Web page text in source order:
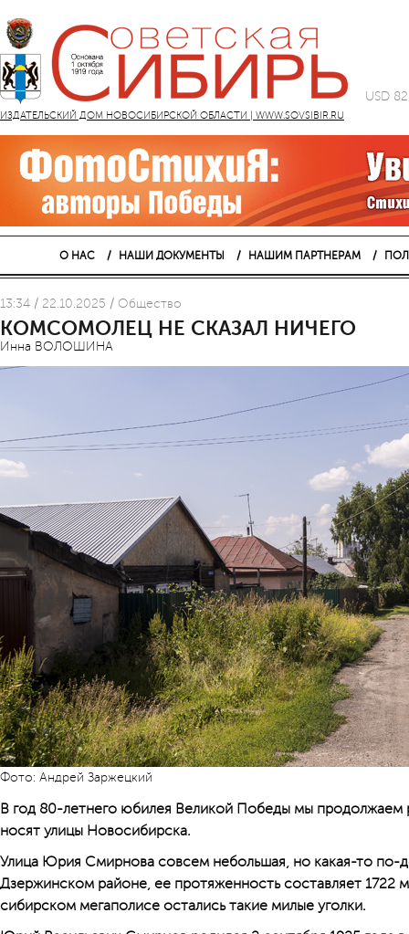
ИЗДАТЕЛЬСКИЙ ДОМ НОВОСИБИРСКОЙ ОБЛАСТИ | WWW.SOVSIBIR.RU
USD
О НАС НАШИ ДОКУМЕНТЫ НАШИМ ПАРТНЕРАМ
13:34 / 22.10.2025 / Общество
КОМСОМОЛЕЦ НЕ СКАЗАЛ НИЧЕГО
Инна ВОЛОШИНА
Фото: Андрей Заржецкий
В год 80-летнего юбилея Великой Победы мы продолжаем
носят улицы Новосибирска.
Улица Юрия Смирнова совсем небольшая, но какая-то по-
Дзержинском районе, ее протяженность составляет 1722
сибирском мегаполисе остались такие милые уголки.